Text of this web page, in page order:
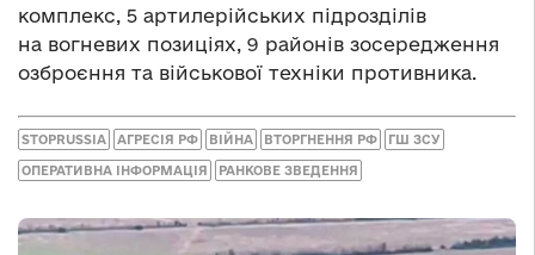
комплекс, 5 артилерійських підрозділів
на вогневих позиціях, 9 районів зосередження
озброєння та військової техніки противника.
STOPRUSSIA АГРЕСІЯ РФ ВІЙНА ВТОРГНЕННЯ РФ ГШ ЗСУ
ОПЕРАТИВНА ІНФОРМАЦІЯ РАНКОВЕ ЗВЕДЕННЯ